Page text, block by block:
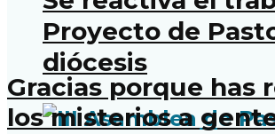
Proyecto de
diócesis
Gracias porque has
los misterios a